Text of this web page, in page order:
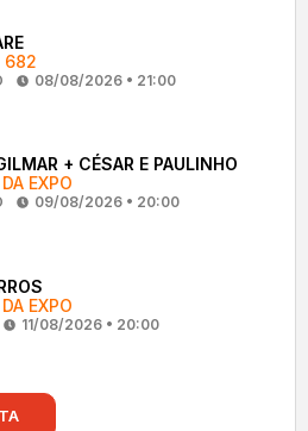
682
08/08/2026 • 21:00
+ CÉSAR E PAULINHO
EXPO
09/08/2026 • 20:00
EXPO
11/08/2026 • 20:00